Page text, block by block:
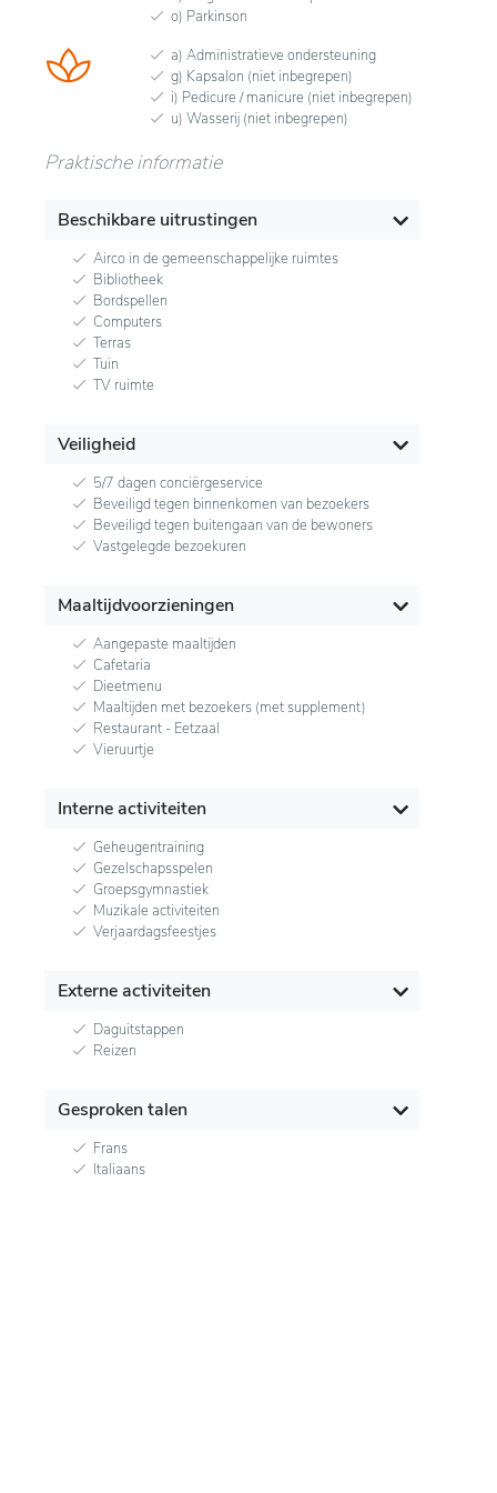
o) Parkinson
a) Administratieve ondersteuning
g) Kapsalon (niet inbegrepen)
i) Pedicure / manicure (niet inbegrepen)
u) Wasserij (niet inbegrepen)
Praktische informatie
Beschikbare uitrustingen
Airco in de gemeenschappelijke ruimtes
Bibliotheek
Bordspellen
Computers
Terras
Tuin
TV ruimte
Veiligheid
5/7 dagen conciërgeservice
Beveiligd tegen binnenkomen van bezoekers
Beveiligd tegen buitengaan van de bewoners
Vastgelegde bezoekuren
Maaltijdvoorzieningen
Aangepaste maaltijden
Cafetaria
Dieetmenu
Maaltijden met bezoekers (met supplement)
Restaurant - Eetzaal
Vieruurtje
Interne activiteiten
Geheugentraining
Gezelschapsspelen
Groepsgymnastiek
Muzikale activiteiten
Verjaardagsfeestjes
Externe activiteiten
Daguitstappen
Reizen
Gesproken talen
Frans
Italiaans